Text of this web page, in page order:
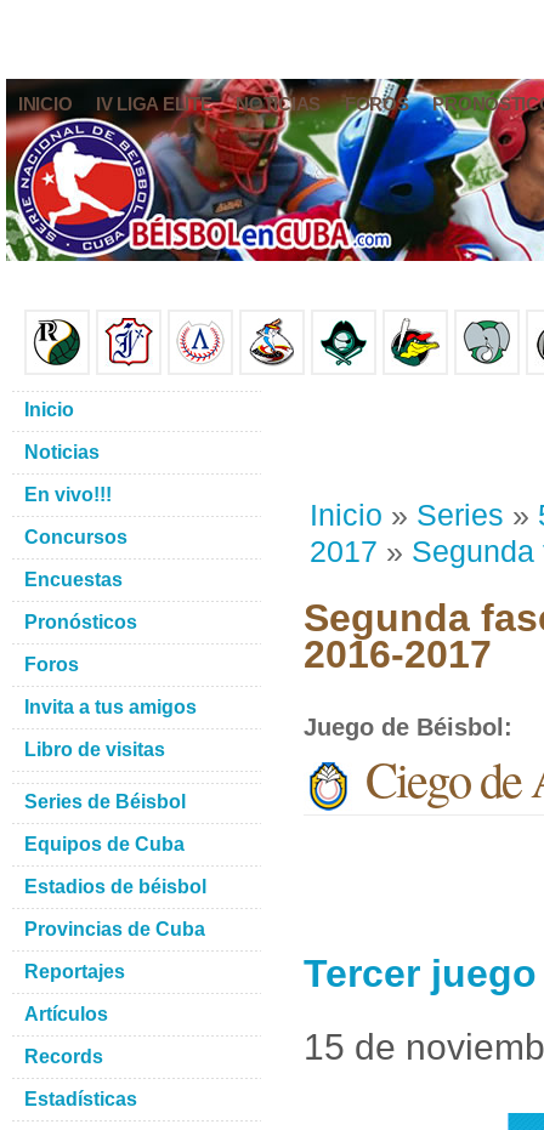
INICIO IV LIGA ELITE NOTICIAS FOROS
Inicio » Series »
2017 » Segunda
Segunda
2016-2017
Juego de Béisbol :
Ciego de
Tercer
15 de
Inicio
Noticias
En vivo!!!
Concursos
Encuestas
Pronósticos
Foros
Invita a tus amigos
Libro de visitas
Series de Béisbol
Equipos de Cuba
Estadios de béisbol
Provincias de Cuba
Reportajes
Artículos
Records
Estadísticas